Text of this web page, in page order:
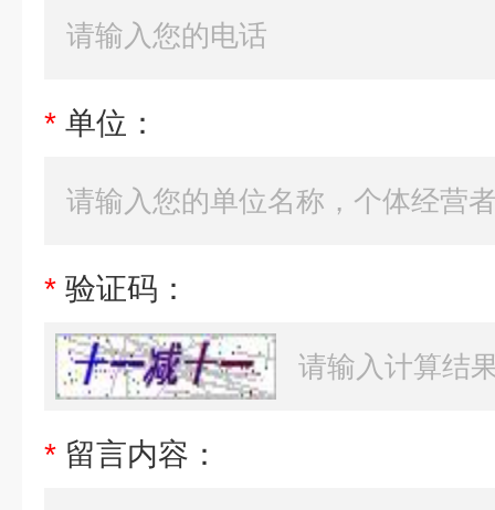
* 单位：
* 验证码：
* 留言内容：